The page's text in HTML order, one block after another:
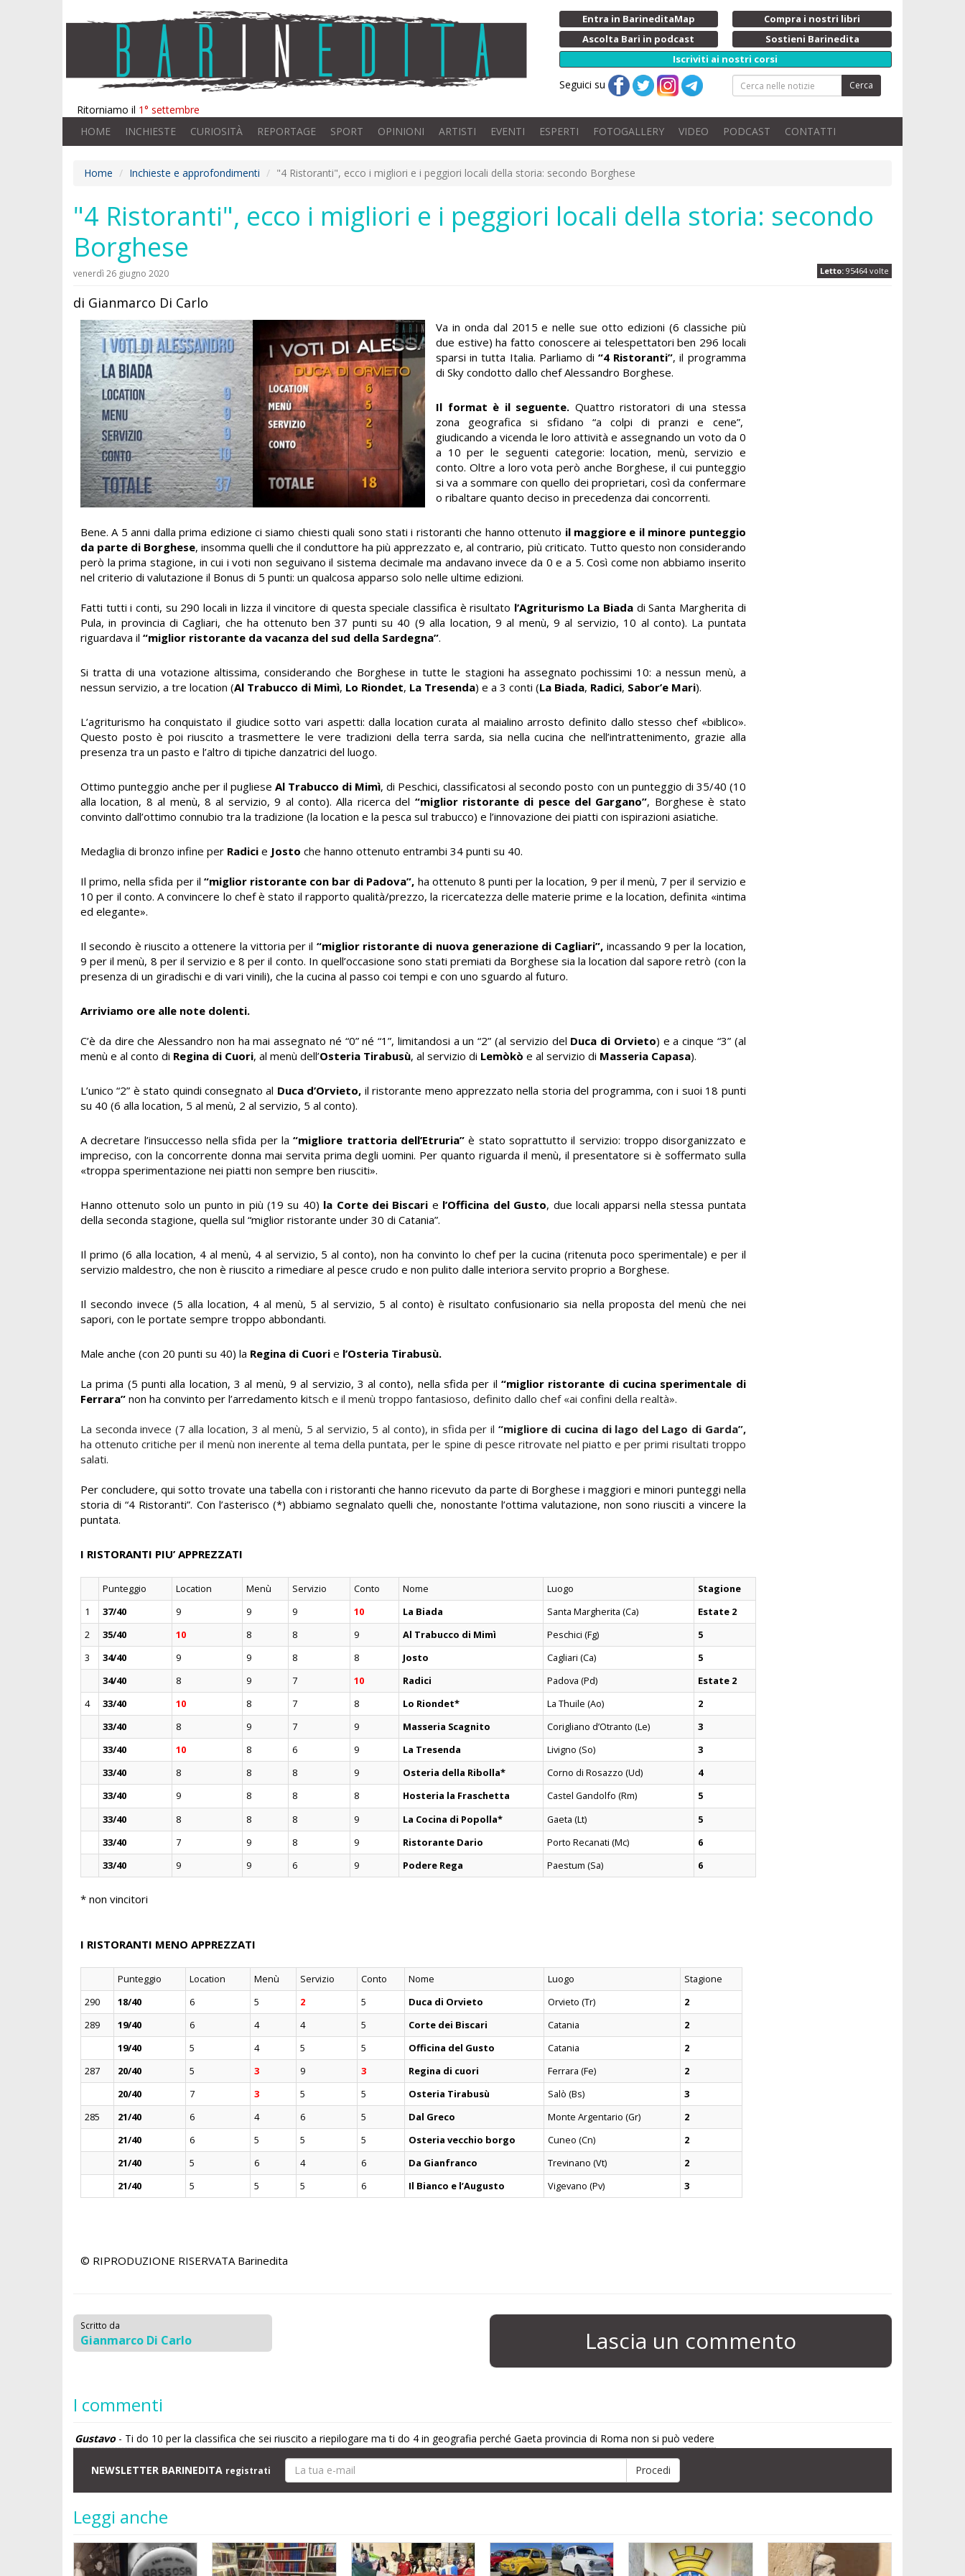
Ritorniamo il 1° settembre
Entra in BarineditaMap
Compra i nostri libri
Ascolta Bari in podcast
Sostieni Barinedita
Iscriviti ai nostri corsi
Seguici su Cerca
HOME INCHIESTE CURIOSITÀ REPORTAGE SPORT OPINIONI ARTISTI EVENTI ESPERTI FOTOGALLERY VIDEO PODCAST CONTATTI
Home Inchieste e approfondimenti "4 Ristoranti", ecco i migliori e i peggiori locali della storia: secondo Borghese
"4 Ristoranti", ecco i migliori e i peggiori locali della storia: secondo
Borghese
Letto: 95464 volte
venerdì 26 giugno 2020
di Gianmarco Di Carlo
Va in onda dal 2015 e nelle sue otto edizioni (6 classiche più
due estive) ha fatto conoscere ai telespettatori ben 296 locali
sparsi in tutta Italia. Parliamo di“4 Ristoranti”, il programma
di Sky condotto dallo chef Alessandro Borghese.
Il format è il seguente. Quattro ristoratori di una stessa
zona geografica si sfidano “a colpi di pranzi e cene”,
giudicando a vicenda le loro attività e assegnando un voto da 0
a 10 per le seguenti categorie: location, menù, servizio e
conto. Oltre a loro vota però anche Borghese, il cui punteggio
si va a sommare con quello dei proprietari, così da confermare
o ribaltare quanto deciso in precedenza dai concorrenti.
Bene. A 5 anni dalla prima edizione ci siamo chiesti quali sono stati i ristoranti che hanno ottenuto il maggiore e il minore punteggio
da parte di Borghese, insomma quelli che il conduttore ha più apprezzato e, al contrario, più criticato. Tutto questo non considerando
però la prima stagione, in cui i voti non seguivano il sistema decimale ma andavano invece da 0 e a 5. Così come non abbiamo inserito
nel criterio di valutazione il Bonus di 5 punti: un qualcosa apparso solo nelle ultime edizioni.
Fatti tutti i conti, su 290 locali in lizza il vincitore di questa speciale classifica è risultato l’Agriturismo La Biada di Santa Margherita di
Pula, in provincia di Cagliari, che ha ottenuto ben 37 punti su 40 (9 alla location, 9 al menù, 9 al servizio, 10 al conto). La puntata
riguardava il “miglior ristorante da vacanza del sud della Sardegna”.
Si tratta di una votazione altissima, considerando che Borghese in tutte le stagioni ha assegnato pochissimi 10: a nessun menù, a
nessun servizio, a tre location (Al Trabucco di Mimì, Lo Riondet, La Tresenda) e a 3 conti (La Biada, Radici, Sabor’e Mari).
L’agriturismo ha conquistato il giudice sotto vari aspetti: dalla location curata al maialino arrosto definito dallo stesso chef «biblico».
Questo posto è poi riuscito a trasmettere le vere tradizioni della terra sarda, sia nella cucina che nell’intrattenimento, grazie alla
presenza tra un pasto e l’altro di tipiche danzatrici del luogo.
Ottimo punteggio anche per il puglieseAl Trabucco di Mimì, di Peschici, classificatosi al secondo posto con un punteggio di 35/40 (10
alla location, 8 al menù, 8 al servizio, 9 al conto). Alla ricerca del “miglior ristorante di pesce del Gargano”, Borghese è stato
convinto dall’ottimo connubio tra la tradizione (la location e la pesca sul trabucco) e l’innovazione dei piatti con ispirazioni asiatiche.
Medaglia di bronzo infine per Radici e Josto che hanno ottenuto entrambi 34 punti su 40.
Il primo, nella sfida per il “miglior ristorante con bar di Padova”, ha ottenuto 8 punti per la location, 9 per il menù, 7 per il servizio e
10 per il conto. A convincere lo chef è stato il rapporto qualità/prezzo, la ricercatezza delle materie prime e la location, definita «intima
ed elegante».
Il secondo è riuscito a ottenere la vittoria per il “miglior ristorante di nuova generazione di Cagliari”, incassando 9 per la location,
9 per il menù, 8 per il servizio e 8 per il conto. In quell’occasione sono stati premiati da Borghese sia la location dal sapore retrò (con la
presenza di un giradischi e di vari vinili), che la cucina al passo coi tempi e con uno sguardo al futuro.
Arriviamo ore alle note dolenti.
C’è da dire che Alessandro non ha mai assegnato né “0” né “1”, limitandosi a un “2” (al servizio del Duca di Orvieto) e a cinque “3” (al
menù e al conto di Regina di Cuori, al menù dell’Osteria Tirabusù, al servizio di Lemòkò e al servizio di Masseria Capasa).
L’unico “2” è stato quindi consegnato al Duca d’Orvieto, il ristorante meno apprezzato nella storia del programma, con i suoi 18 punti
su 40 (6 alla location, 5 al menù, 2 al servizio, 5 al conto).
A decretare l’insuccesso nella sfida per la“migliore trattoria dell’Etruria” è stato soprattutto il servizio: troppo disorganizzato e
impreciso, con la concorrente donna mai servita prima degli uomini. Per quanto riguarda il menù, il presentatore si è soffermato sulla
«troppa sperimentazione nei piatti non sempre ben riusciti».
Hanno ottenuto solo un punto in più (19 su 40) la Corte dei Biscari e l’Officina del Gusto, due locali apparsi nella stessa puntata
della seconda stagione, quella sul “miglior ristorante under 30 di Catania”.
Il primo (6 alla location, 4 al menù, 4 al servizio, 5 al conto), non ha convinto lo chef per la cucina (ritenuta poco sperimentale) e per il
servizio maldestro, che non è riuscito a rimediare al pesce crudo e non pulito dalle interiora servito proprio a Borghese.
Il secondo invece (5 alla location, 4 al menù, 5 al servizio, 5 al conto) è risultato confusionario sia nella proposta del menù che nei
sapori, con le portate sempre troppo abbondanti.
Male anche (con 20 punti su 40) la Regina di Cuori e l’Osteria Tirabusù.
La prima (5 punti alla location, 3 al menù, 9 al servizio, 3 al conto), nella sfida per il“miglior ristorante di cucina sperimentale di
Ferrara” non ha convinto per l’arredamento kitsch e il menù troppo fantasioso, definito dallo chef «ai confini della realtà».
La seconda invece (7 alla location, 3 al menù, 5 al servizio, 5 al conto), in sfida per il “migliore di cucina di lago del Lago di Garda”,
ha ottenuto critiche per il menù non inerente al tema della puntata, per le spine di pesce ritrovate nel piatto e per primi risultati troppo
salati.
Per concludere, qui sotto trovate una tabella con i ristoranti che hanno ricevuto da parte di Borghese i maggiori e minori punteggi nella
storia di “4 Ristoranti”. Con l’asterisco (*) abbiamo segnalato quelli che, nonostante l’ottima valutazione, non sono riusciti a vincere la
puntata.
I RISTORANTI PIU’ APPREZZATI
Punteggio Location Menù Servizio Conto Nome Luogo
Stagione
1
37/40 9 9 9 10 La Biada Santa Margherita (Ca) Estate 2
2
35/40 10 8 8 9 Al Trabucco di Mimì Peschici (Fg)
5
3
34/40 9 9 8 8 Josto Cagliari (Ca)
5
34/40
8 9 7 10 Radici Padova (Pd) Estate 2
4
33/40 10 8 7 8 Lo Riondet* La Thuile (Ao)
2
33/40
8 9 7 9 Masseria Scagnito Corigliano d’Otranto (Le)
3
33/40
10 8 6 9 La Tresenda Livigno (So)
3
33/40
8 8 8 9 Osteria della Ribolla* Corno di Rosazzo (Ud)
4
33/40
9 8 8 8 Hosteria la Fraschetta Castel Gandolfo (Rm)
5
33/40
8 8 8 9 La Cocina di Popolla* Gaeta (Lt)
5
33/40
7 9 8 9 Ristorante Dario Porto Recanati (Mc)
6
33/40
9 9 6 9 Podere Rega Paestum (Sa) 6
* non vincitori
I RISTORANTI MENO APPREZZATI
Punteggio Location Menù Servizio Conto Nome Luogo
Stagione
290
18/40 6 5 2 5 Duca di Orvieto Orvieto (Tr)
2
289
19/40 6 4 4 5 Corte dei Biscari Catania
2
19/40
5 4 5 5 Officina del Gusto Catania
2
287
20/40 5 3 9 3 Regina di cuori Ferrara (Fe)
2
20/40
7 3 5 5 Osteria Tirabusù Salò (Bs)
3
285
21/40 6 4 6 5 Dal Greco Monte Argentario (Gr)
2
21/40
6 5 5 5 Osteria vecchio borgo Cuneo (Cn)
2
21/40
5 6 4 6 Da Gianfranco Trevinano (Vt)
2
21/40
5 5 5 6 Il Bianco e l’Augusto Vigevano (Pv) 3
© RIPRODUZIONE RISERVATA Barinedita
Scritto da
Gianmarco Di Carlo Lascia un commento
I commenti
Gustavo - Ti do 10 per la classifica che sei riuscito a riepilogare ma ti do 4 in geografia perché Gaeta provincia di Roma non si può vedere
NEWSLETTER BARINEDITA registrati
Leggi anche